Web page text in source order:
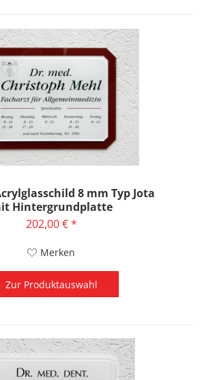
8 mm Typ Jota
Hintergrundplatte
202,00 € *
Merken
Zur Produktauswahl